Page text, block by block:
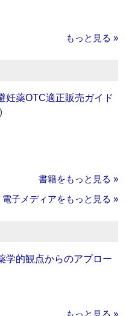
もっと見る »
妊薬OTC適正販売ガイド
書籍をもっと見る »
電子メディアをもっと見る »
学的観点からのアプロー